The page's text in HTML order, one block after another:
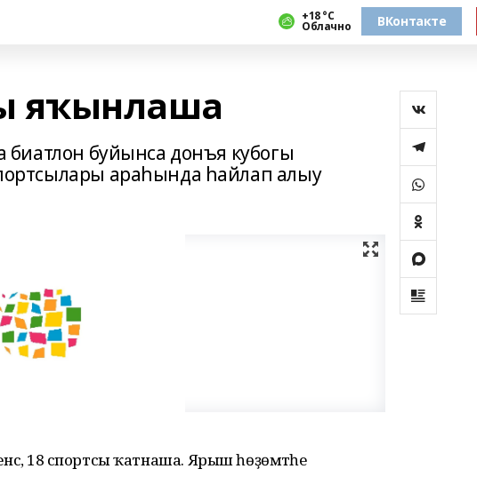
+18 °С
Облачно ВКонтакте
яҡынлаша
биатлон буйынса донъя кубогы
араһында һайлап алыу
18 спортсы ҡатнаша. Ярыш һөҙөмтәһе